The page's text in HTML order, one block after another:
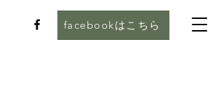
facebookはこちら